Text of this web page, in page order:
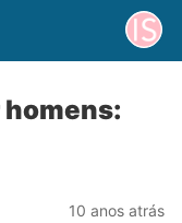
10 anos atrás